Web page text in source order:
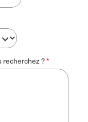
recherchez ?